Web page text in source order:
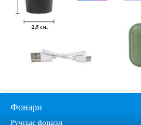
Фонари
Ручные фонари